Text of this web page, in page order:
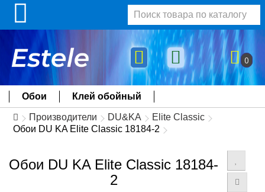
0
Обои Клей обойный
Производители DU&KA
Elite Classic
Обои DU KA Elite Classic 18184-2
Обои DU KA Elite Classic 18184-
2